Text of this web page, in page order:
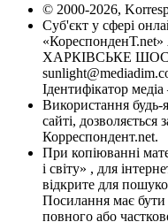
© 2000-2026,
Суб'єкт у сфері
«КореспонденТ.net»
ХАРКІВСЬКЕ ШОСЕ,
Ідентифікатор
Використання будь-
сайті,
Корреспондент.net.
При копіюванні
і світу» , для
відкрите для
Посилання має бути
повного або